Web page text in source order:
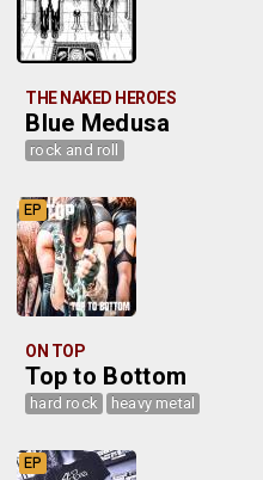
THE NAKED HEROES
Blue Medusa
rock and roll
EP
ON TOP
Top to Bottom
hard rock heavy metal
EP